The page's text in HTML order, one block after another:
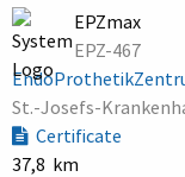
EPZmax
EPZ-467
St.-Josefs-
Certificate
37,8 km